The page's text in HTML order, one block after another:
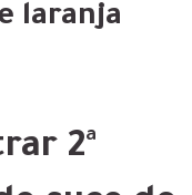
laranja
2ª